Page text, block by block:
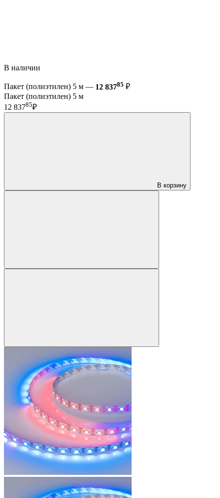
В наличии
Пакет (полиэтилен) 5 м — 12 83785 ₽
Пакет (полиэтилен) 5 м
12 83785₽
В корзину